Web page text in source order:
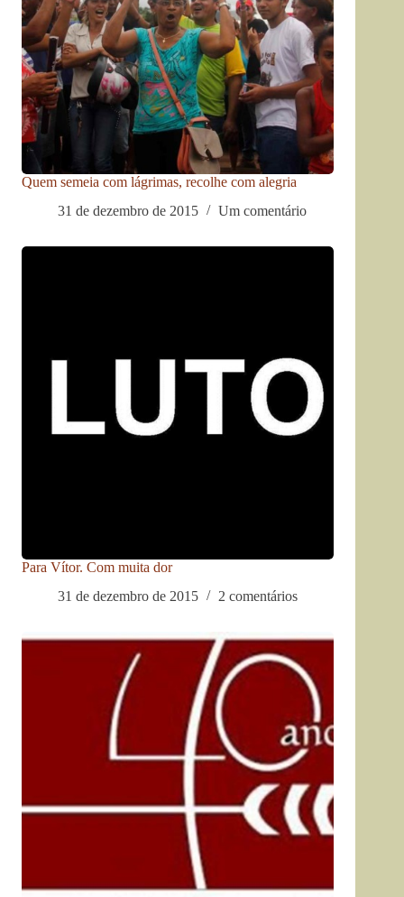
Quem semeia com lágrimas, recolhe com alegria
31 de dezembro de 2015
Um comentário
Para Vítor. Com muita dor
31 de dezembro de 2015
2 comentários